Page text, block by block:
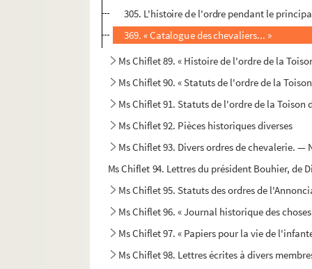
305. L'histoire de l'ordre pendant le
369. « Catalogue des chevaliers... »
Ms Chiflet 89. « Histoire de l'ordre de la
Ms Chiflet 90. « Statuts de l'ordre de la
Ms Chiflet 91. Statuts de l'ordre de la Toison
Ms Chiflet 92. Pièces historiques diverses
Ms Chiflet 93. Divers ordres de chevalerie.
Ms Chiflet 94. Lettres du président Bouhier,
Ms Chiflet 95. Statuts des ordres de
Ms Chiflet 96. « Journal historique des
Ms Chiflet 97. « Papiers pour la vie de
Ms Chiflet 98. Lettres écrites à divers